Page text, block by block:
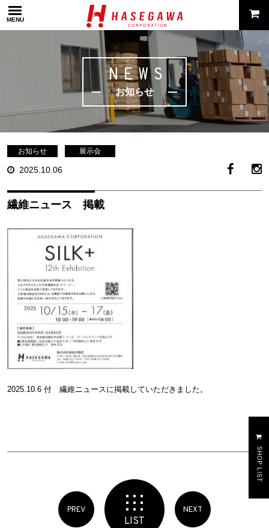
MENU
NEWS
お知らせ
お知らせ 展示会
2025.10.06
繊維ニュース 掲載
2025.10.6 付 繊維ニュースに掲載していただきました。
PREV
LIST
NEXT